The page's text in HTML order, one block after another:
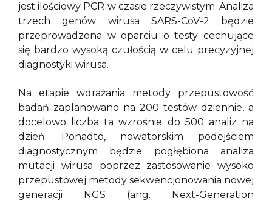
jest ilościowy PCR w czasie rzeczywistym. Analiza
trzech genów wirusa SARS-CoV-2 będzie
przeprowadzona w oparciu o testy cechujące
się bardzo wysoką czułością w celu precyzyjnej
diagnostyki wirusa.
Na etapie wdrażania metody przepustowość
badań zaplanowano na 200 testów dziennie, a
docelowo liczba ta wzrośnie do 500 analiz na
dzień. Ponadto, nowatorskim podejściem
diagnostycznym będzie pogłębiona analiza
mutacji wirusa poprzez zastosowanie wysoko
przepustowej metody sekwencjonowania nowej
generacji NGS (ang. Next-Generation